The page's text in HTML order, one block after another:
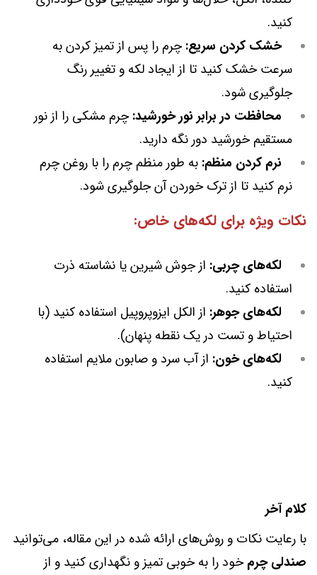
کنید.
خشک کردن سریع:چرم را پس از تمیز کردن به
سرعت خشک کنید تا از ایجاد لکه و تغییر رنگ
جلوگیری شود.
محافظت در برابر نور خورشید:چرم مشکی را از نور
مستقیم خورشید دور نگه دارید.
نرم کردن منظم: به طور منظم چرم را با روغن چرم
نرم کنید تا از ترک خوردن آن جلوگیری شود.
نکات ویژه برای لکه‌های خاص:
لکه‌های چربی: از جوش شیرین یا نشاسته ذرت
استفاده کنید.
لکه‌های جوهر: از الکل ایزوپروپیل استفاده کنید (با
احتیاط و تست در یک نقطه پنهان).
لکه‌های خون: از آب سرد و صابون ملایم استفاده
کنید.
کلام آخر
با رعایت نکات و روش‌های ارائه شده در این مقاله، می‌توانید
صندلی چرمخود را به خوبی تمیز و نگهداری کنید و از